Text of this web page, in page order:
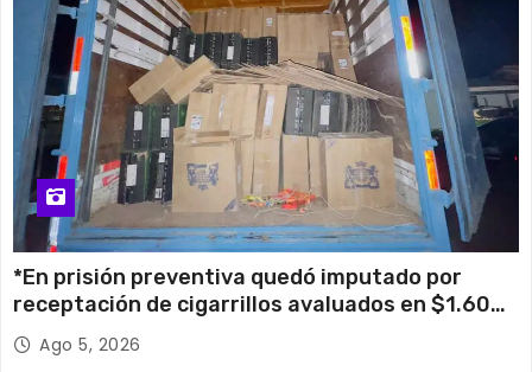
*En prisión preventiva quedó imputado por
receptación de cigarrillos avaluados en $1.600
millones*
Ago 5, 2026